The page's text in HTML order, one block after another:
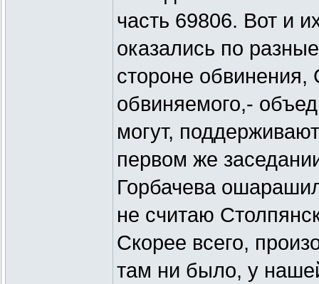
часть 69806. Вот и
оказались по
стороне обвинения,
обвиняемого,-
могут,
первом же
Горбачева
не считаю
Скорее всего,
там ни было, у